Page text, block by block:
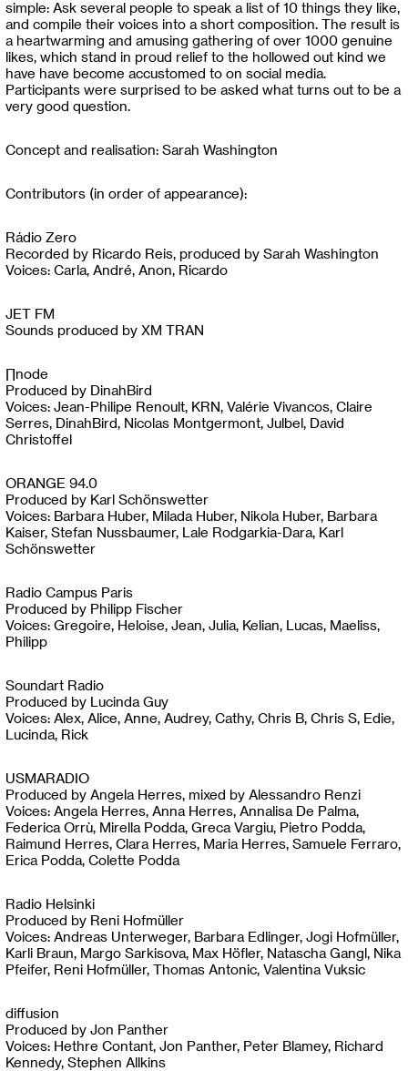
simple: Ask several people to speak a list of 10 things they like,
and compile their voices into a short composition. The result is
a heartwarming and amusing gathering of over 1000 genuine
likes, which stand in proud relief to the hollowed out kind we
have have become accustomed to on social media.
Participants were surprised to be asked what turns out to be a
very good question.
Concept and realisation: Sarah Washington
Contributors (in order of appearance):
Rádio Zero
Recorded by Ricardo Reis, produced by Sarah Washington
Voices: Carla, André, Anon, Ricardo
JET FM
Sounds produced by XM TRAN
∏node
Produced by DinahBird
Voices: Jean-Philipe Renoult, KRN, Valérie Vivancos, Claire
Serres, DinahBird, Nicolas Montgermont, Julbel, David
Christoffel
ORANGE 94.0
Produced by Karl Schönswetter
Voices: Barbara Huber, Milada Huber, Nikola Huber, Barbara
Kaiser, Stefan Nussbaumer, Lale Rodgarkia-Dara, Karl
Schönswetter
Radio Campus Paris
Produced by Philipp Fischer
Voices: Gregoire, Heloise, Jean, Julia, Kelian, Lucas, Maeliss,
Philipp
Soundart Radio
Produced by Lucinda Guy
Voices: Alex, Alice, Anne, Audrey, Cathy, Chris B, Chris S, Edie,
Lucinda, Rick
USMARADIO
Produced by Angela Herres, mixed by Alessandro Renzi
Voices: Angela Herres, Anna Herres, Annalisa De Palma,
Federica Orrù, Mirella Podda, Greca Vargiu, Pietro Podda,
Raimund Herres, Clara Herres, Maria Herres, Samuele Ferraro,
Erica Podda, Colette Podda
Radio Helsinki
Produced by Reni Hofmüller
Voices: Andreas Unterweger, Barbara Edlinger, Jogi Hofmüller,
Karli Braun, Margo Sarkisova, Max Höfler, Natascha Gangl, Nika
Pfeifer, Reni Hofmüller, Thomas Antonic, Valentina Vuksic
diffusion
Produced by Jon Panther
Voices: Hethre Contant, Jon Panther, Peter Blamey, Richard
Kennedy, Stephen Allkins